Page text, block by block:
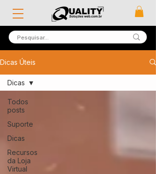
Dicas Úteis
Todos
posts
Suporte
Dicas
Recursos
da Loja
Virtual
Dicas